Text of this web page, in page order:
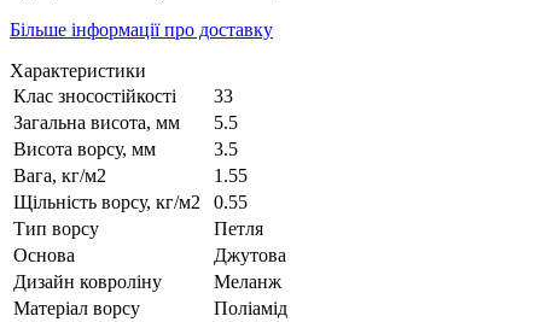
Більше інформації про доставку
Характеристики
Клас зносостійкості
33
Загальна висота, мм
5.5
Висота ворсу, мм
3.5
Вага, кг/м2
1.55
Щільність ворсу, кг/м2
0.55
Тип ворсу
Петля
Основа
Джутова
Дизайн ковроліну
Меланж
Матеріал ворсу
Поліамід